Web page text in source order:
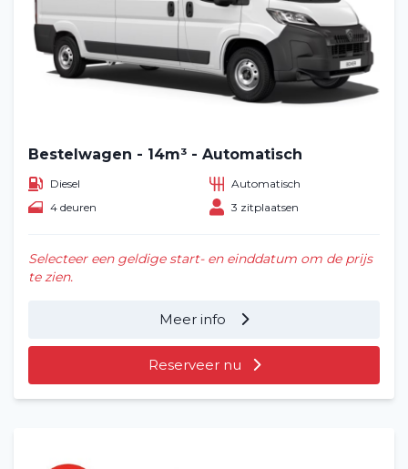
Home
Voertuig huren
Blog
Veelgestelde vragen (FAQ)
Bestelwagen - 14m³ - Automatisch
Diesel
Automatisch
4 deuren
3 zitplaatsen
Selecteer een geldige start- en einddatum om de prijs
te zien.
Meer info
Reserveer nu